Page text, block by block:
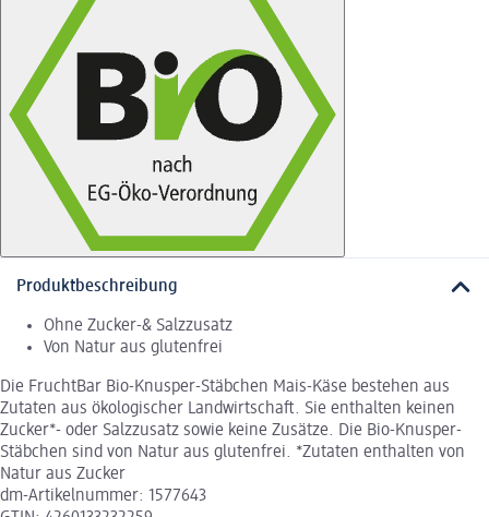
Produktbeschreibung
Ohne Zucker-& Salzzusatz
Von Natur aus glutenfrei
Die FruchtBar Bio-Knusper-Stäbchen Mais-Käse bestehen aus
Zutaten aus ökologischer Landwirtschaft. Sie enthalten keinen
Zucker*- oder Salzzusatz sowie keine Zusätze. Die Bio-Knusper-
Stäbchen sind von Natur aus glutenfrei. *Zutaten enthalten von
Natur aus Zucker
dm-Artikelnummer: 1577643